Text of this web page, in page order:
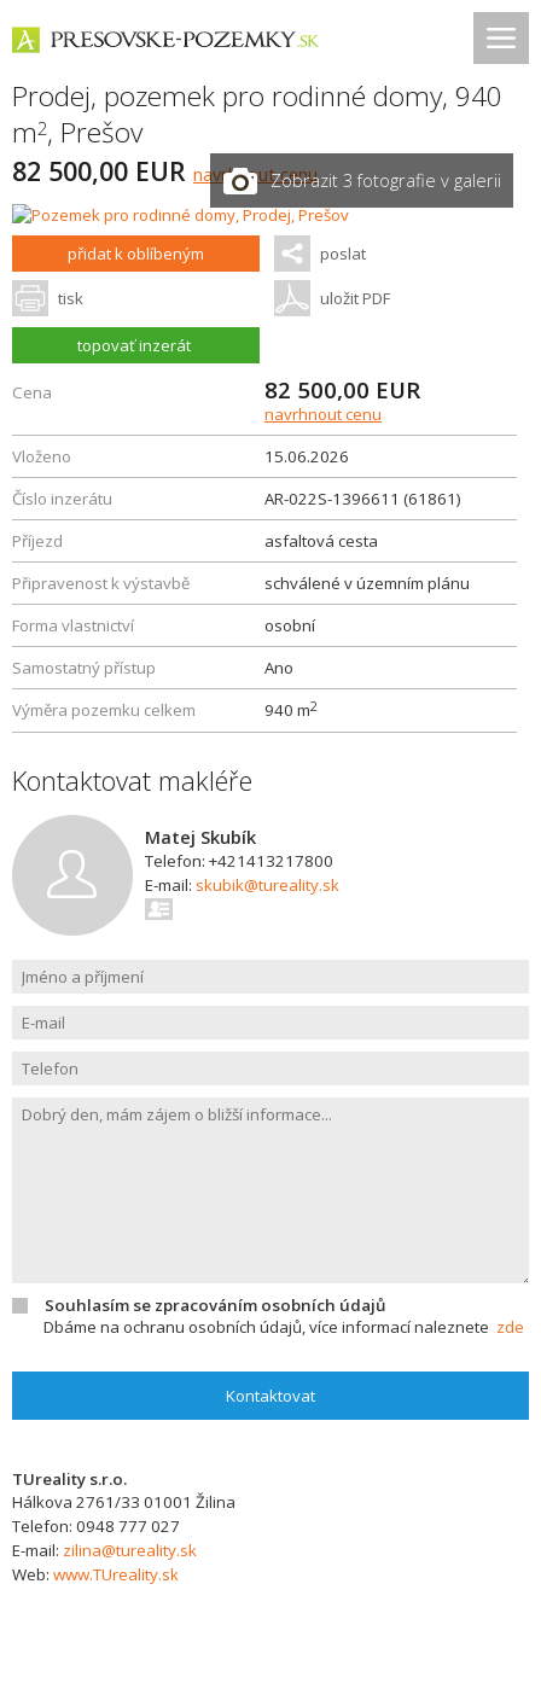
Prodej, pozemek pro rodinné domy, 940
m2, Prešov
82 500,00 EUR navrhnout cenuZobrazit 3 fotografie v galerii
přidat k oblíbeným poslat
tisk uložit PDF
topovať inzerát
Cena 82 500,00 EUR
navrhnout cenu
Vloženo
15.06.2026
Číslo inzerátu
AR-022S-1396611 (61861)
Příjezd
asfaltová cesta
Připravenost k výstavbě
schválené v územním plánu
Forma vlastnictví
osobní
Samostatný přístup
Ano
Výměra pozemku celkem
940 m2
Kontaktovat makléře
Matej Skubík
Telefon: +421413217800
E-mail: skubik@tureality.sk
Souhlasím se zpracováním osobních údajů
Dbáme na ochranu osobních údajů, více informací naleznete zde
Kontaktovat
TUreality s.r.o.
Hálkova 2761/33 01001 Žilina
Telefon: 0948 777 027
E-mail: zilina@tureality.sk
Web: www.TUreality.sk